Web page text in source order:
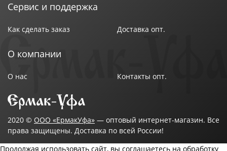
Сервис и поддержка
Как сделать заказ Доставка опт.
О компании
О нас Контакты опт.
2020 © ООО «ЕрмакУфа» — оптовый интернет-магазин. Все
права защищены. Доставка по всей России!
Продолжая использовать сайт, вы соглашаетесь на обработку